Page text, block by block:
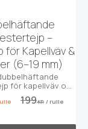
–
för Kapellväv &
(6–19 mm)
för kapellväv och
för att fixera
sömnad. Ej för
199KR / rulle